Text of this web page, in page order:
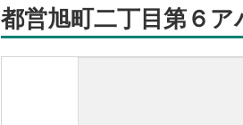
都営旭町二丁目第６